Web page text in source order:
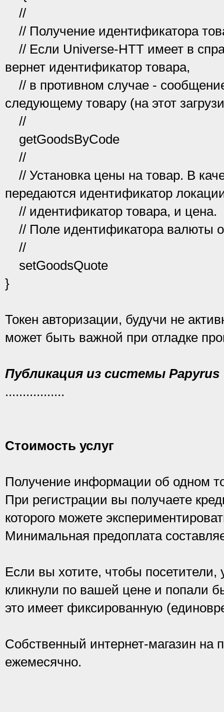
//
// Получение идентификатора
// Если Universe-HTT имеет в
вернет идентификатор товара,
// в противном случае -
следующему товару (на этот
//
getGoodsByCode
//
// Установка цены на товар. В
передаются идентификатор
// идентификатор товара, и цена.
// Поле идентификатора валюты
//
setGoodsQuote
}
Токен авторизации, будучи не
может быть важной при отладке
Публикация из системы Papyrus
.................
Стоимость услуг
Получение информации об одном
При регистрации вы получаете
которого можете
Минимальная предоплата
Если вы хотите, чтобы
кликнули по вашей цене и попали
это имеет фиксированную
Собственный интернет-магазин на
ежемесячно.